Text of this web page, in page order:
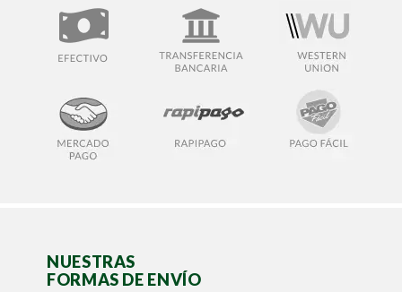
NUESTRAS
FORMAS DE ENVÍO